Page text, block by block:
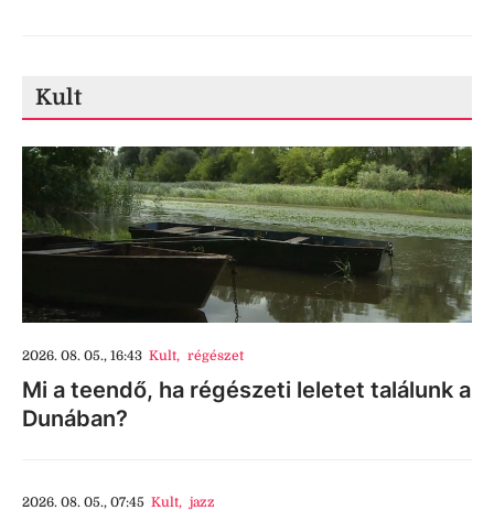
Kult
2026. 08. 05., 16:43 Kult, régészet
Mi a teendő, ha régészeti leletet találunk a
Dunában?
2026. 08. 05., 07:45 Kult, jazz